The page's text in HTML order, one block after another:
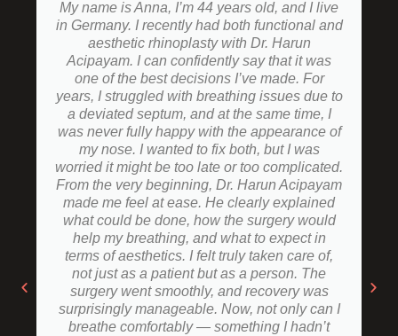
My name is Anna, I’m 44 years old, and I live
in Germany. I recently had both functional and
aesthetic rhinoplasty with Dr. Harun
Acipayam. I can confidently say that it was
one of the best decisions I’ve made. For
years, I struggled with breathing issues due to
a deviated septum, and at the same time, I
was never fully happy with the appearance of
my nose. I wanted to fix both, but I was
worried it might be too late or too complicated.
From the very beginning, Dr. Harun Acipayam
made me feel at ease. He clearly explained
what could be done, how the surgery would
help my breathing, and what to expect in
terms of aesthetics. I felt truly taken care of,
not just as a patient but as a person. The
surgery went smoothly, and recovery was
surprisingly manageable. Now, not only can I
breathe comfortably — something I hadn’t